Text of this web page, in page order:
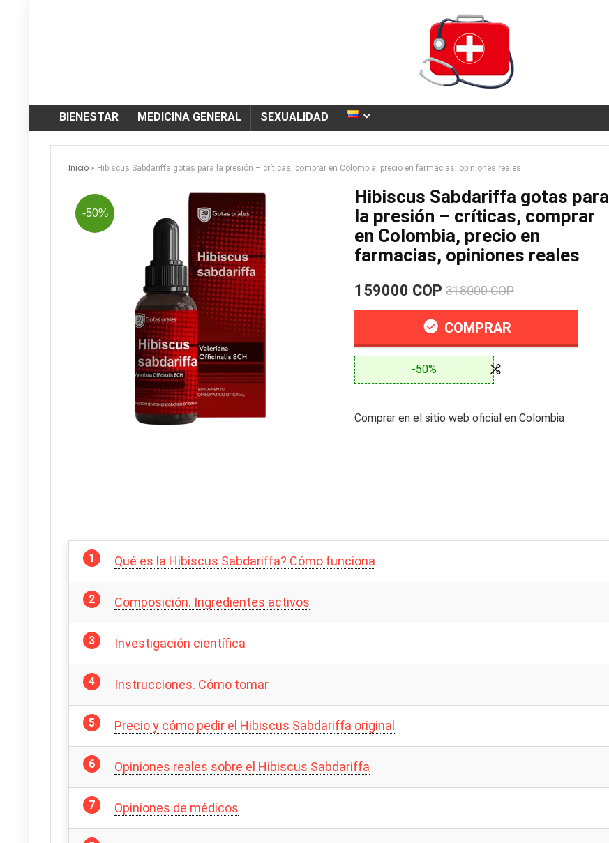
BIENESTAR MEDICINA GENERAL SEXUALIDAD
Inicio » Hibiscus Sabdariffa gotas para la presión – críticas, comprar en Colombia, precio en farmacias, opiniones reales
-50%
Hibiscus Sabdariffa gotas para
la presión – críticas, comprar
en Colombia, precio en
farmacias, opiniones reales
159000 COP 318000 COP
COMPRAR
-50%
Comprar en el sitio web oficial en Colombia
Qué es la Hibiscus Sabdariffa? Cómo funciona
Composición. Ingredientes activos
Investigación científica
Instrucciones. Cómo tomar
Precio y cómo pedir el Hibiscus Sabdariffa original
Opiniones reales sobre el Hibiscus Sabdariffa
Opiniones de médicos